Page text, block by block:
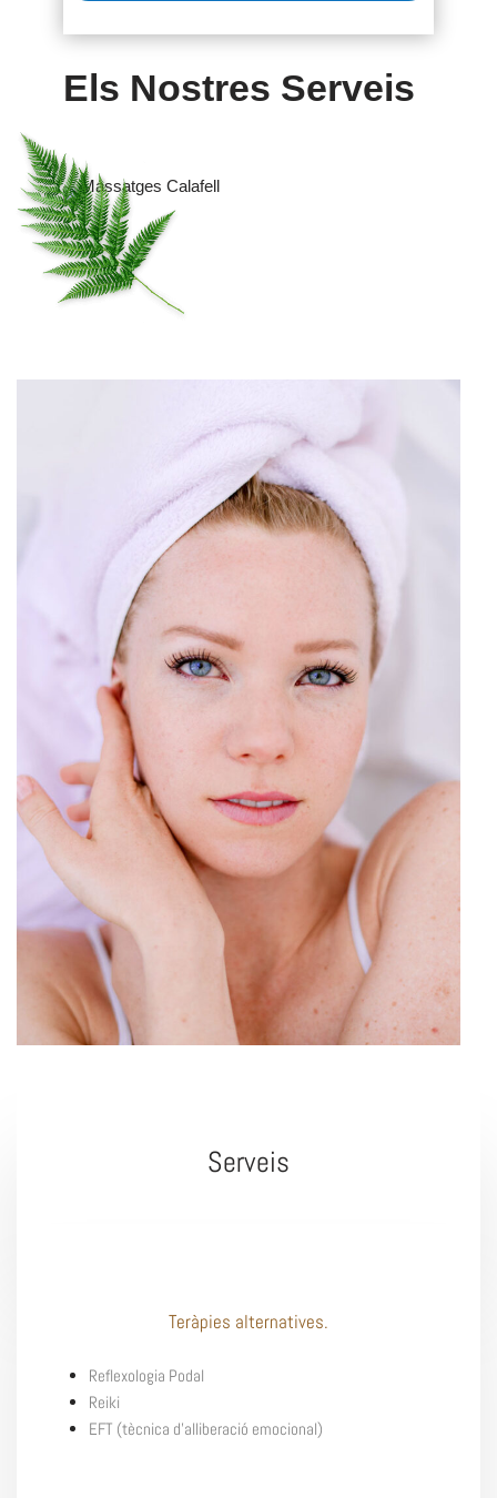
Els Nostres Serveis
Serveis
Teràpies alternatives.
Reflexologia Podal
Reiki
EFT (tècnica d’alliberació emocional)